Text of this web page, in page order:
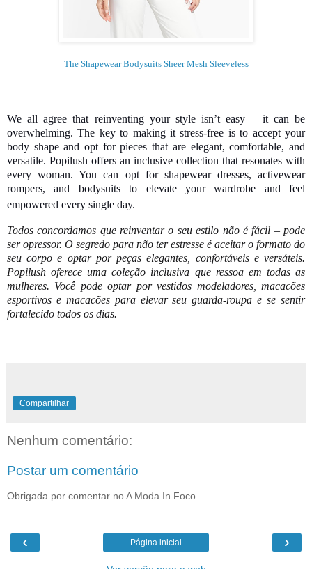
The Shapewear Bodysuits Sheer Mesh Sleeveless
We all agree that reinventing your style isn’t easy – it can be
overwhelming. The key to making it stress-free is to accept your
body shape and opt for pieces that are elegant, comfortable, and
versatile. Popilush offers an inclusive collection that resonates with
every woman. You can opt for shapewear dresses, activewear
rompers, and bodysuits to elevate your wardrobe and feel
empowered every single day.
Todos concordamos que reinventar o seu estilo não é fácil – pode
ser opressor. O segredo para não ter estresse é aceitar o formato do
seu corpo e optar por peças elegantes, confortáveis ​​e versáteis.
Popilush oferece uma coleção inclusiva que ressoa em todas as
mulheres. Você pode optar por vestidos modeladores, macacões
esportivos e macacões para elevar seu guarda-roupa e se sentir
fortalecido todos os dias.
Compartilhar
Nenhum comentário:
Postar um comentário
Obrigada por comentar no A Moda In Foco.
‹ ›
Página inicial